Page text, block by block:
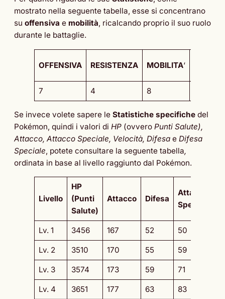
mostrato nella seguente tabella, esse si concentrano
su offensiva e mobilità, ricalcando proprio il suo ruolo
durante le battaglie.
OFFENSIVA RESISTENZA MOBILITA‘
7 4 8
Se invece volete sapere le Statistiche specifiche del
Pokémon, quindi i valori di HP (ovvero Punti Salute),
Attacco, Attacco Speciale, Velocità, Difesa e Difesa
Speciale, potete consultare la seguente tabella,
ordinata in base al livello raggiunto dal Pokémon.
Livello
HP
(Punti
Salute)
Attacco Difesa
Attacco
Speciale
Lv. 1 3456 167 52 50
Lv. 2 3510 170 55 59
Lv. 3 3574 173 59 71
Lv. 4 3651 177 63 83